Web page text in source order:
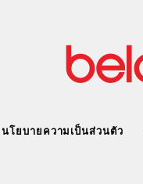
นโยบายความเป็นส่วนตัว